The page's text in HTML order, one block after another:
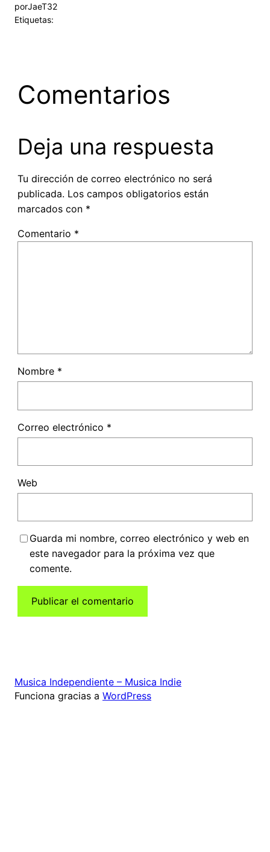
porJaeT32
Etiquetas:
Comentarios
Deja una respuesta
Tu dirección de correo electrónico no será
publicada. Los campos obligatorios están
marcados con *
Comentario *
Nombre *
Correo electrónico *
Web
Guarda mi nombre, correo electrónico y web en
este navegador para la próxima vez que
comente.
Musica Independiente – Musica Indie
Funciona gracias a WordPress